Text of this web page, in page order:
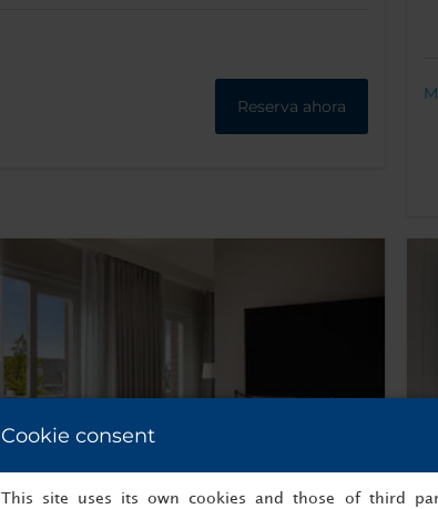
Reserva ahora
Cookie consent
This site uses its own cookies and those of third